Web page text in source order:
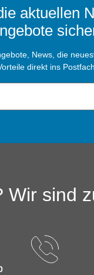
aktuellen
News, die
direkt ins
Wir sind